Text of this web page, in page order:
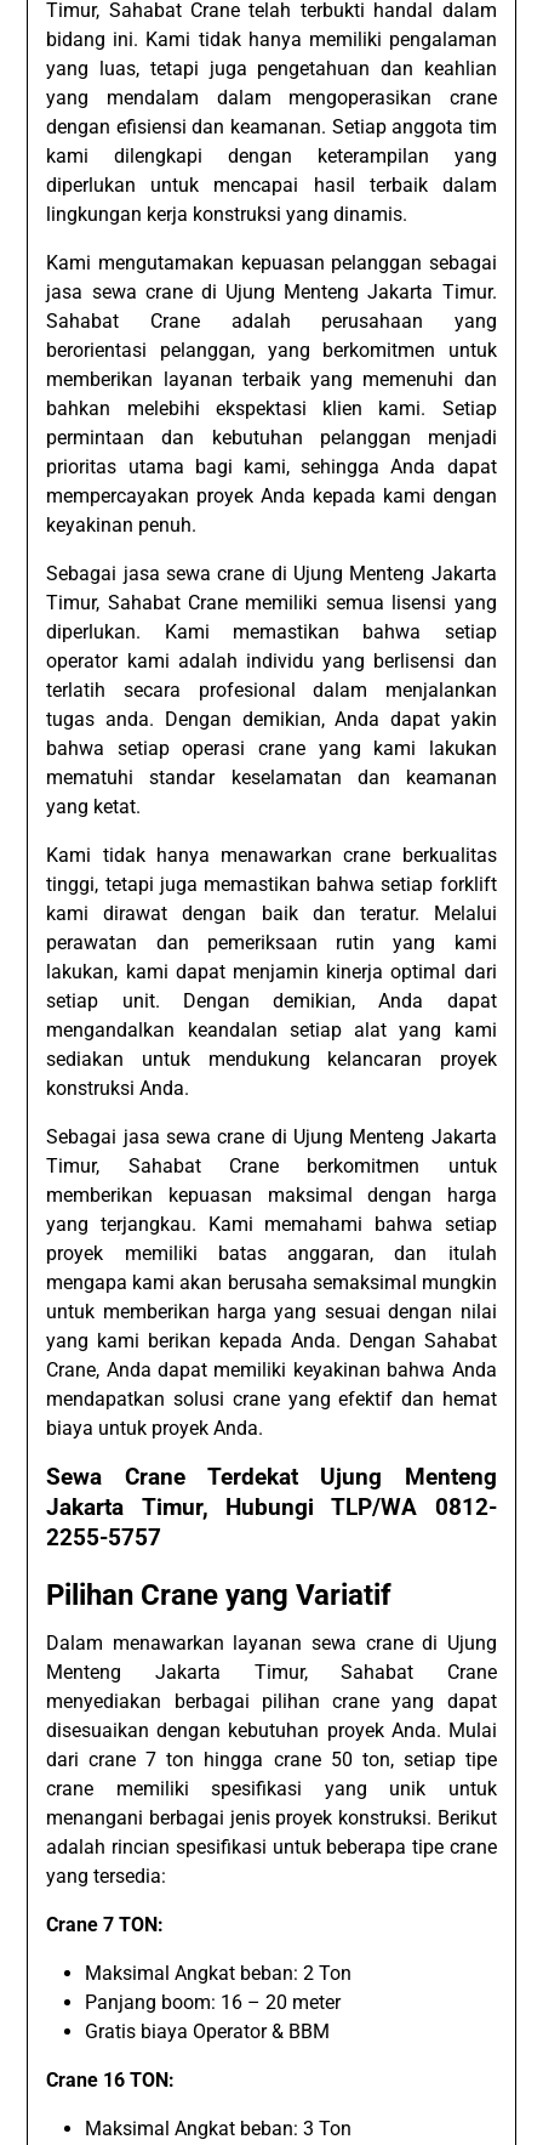
Timur, Sahabat Crane telah terbukti handal dalam
bidang ini. Kami tidak hanya memiliki pengalaman
yang luas, tetapi juga pengetahuan dan keahlian
yang mendalam dalam mengoperasikan crane
dengan efisiensi dan keamanan. Setiap anggota tim
kami dilengkapi dengan keterampilan yang
diperlukan untuk mencapai hasil terbaik dalam
lingkungan kerja konstruksi yang dinamis.
Kami mengutamakan kepuasan pelanggan sebagai
jasa sewa crane di Ujung Menteng Jakarta Timur.
Sahabat Crane adalah perusahaan yang
berorientasi pelanggan, yang berkomitmen untuk
memberikan layanan terbaik yang memenuhi dan
bahkan melebihi ekspektasi klien kami. Setiap
permintaan dan kebutuhan pelanggan menjadi
prioritas utama bagi kami, sehingga Anda dapat
mempercayakan proyek Anda kepada kami dengan
keyakinan penuh.
Sebagai jasa sewa crane di Ujung Menteng Jakarta
Timur, Sahabat Crane memiliki semua lisensi yang
diperlukan. Kami memastikan bahwa setiap
operator kami adalah individu yang berlisensi dan
terlatih secara profesional dalam menjalankan
tugas anda. Dengan demikian, Anda dapat yakin
bahwa setiap operasi crane yang kami lakukan
mematuhi standar keselamatan dan keamanan
yang ketat.
Kami tidak hanya menawarkan crane berkualitas
tinggi, tetapi juga memastikan bahwa setiap forklift
kami dirawat dengan baik dan teratur. Melalui
perawatan dan pemeriksaan rutin yang kami
lakukan, kami dapat menjamin kinerja optimal dari
setiap unit. Dengan demikian, Anda dapat
mengandalkan keandalan setiap alat yang kami
sediakan untuk mendukung kelancaran proyek
konstruksi Anda.
Sebagai jasa sewa crane di Ujung Menteng Jakarta
Timur, Sahabat Crane berkomitmen untuk
memberikan kepuasan maksimal dengan harga
yang terjangkau. Kami memahami bahwa setiap
proyek memiliki batas anggaran, dan itulah
mengapa kami akan berusaha semaksimal mungkin
untuk memberikan harga yang sesuai dengan nilai
yang kami berikan kepada Anda. Dengan Sahabat
Crane, Anda dapat memiliki keyakinan bahwa Anda
mendapatkan solusi crane yang efektif dan hemat
biaya untuk proyek Anda.
Sewa Crane Terdekat Ujung Menteng
Jakarta Timur, Hubungi TLP/WA 0812-
2255-5757
Pilihan Crane yang Variatif
Dalam menawarkan layanan sewa crane di Ujung
Menteng Jakarta Timur, Sahabat Crane
menyediakan berbagai pilihan crane yang dapat
disesuaikan dengan kebutuhan proyek Anda. Mulai
dari crane 7 ton hingga crane 50 ton, setiap tipe
crane memiliki spesifikasi yang unik untuk
menangani berbagai jenis proyek konstruksi. Berikut
adalah rincian spesifikasi untuk beberapa tipe crane
yang tersedia:
Crane 7 TON:
Maksimal Angkat beban: 2 Ton
Panjang boom: 16 – 20 meter
Gratis biaya Operator & BBM
Crane 16 TON:
Maksimal Angkat beban: 3 Ton